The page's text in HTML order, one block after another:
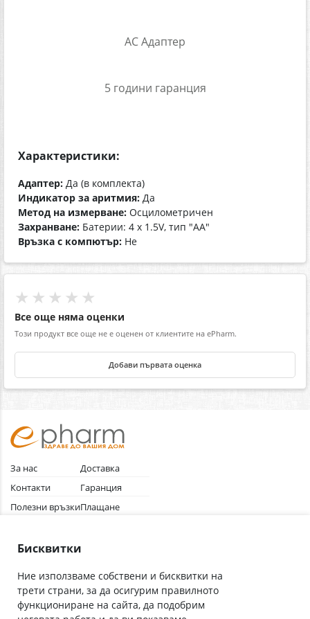
AC Адаптер
5 години гаранция
Характеристики:
Адаптер: Да (в комплекта)
Индикатор за аритмия: Да
Метод на измерване: Осцилометричен
Захранване: Батерии: 4 х 1.5V, тип "АА"
Връзка с компютър: Не
★★★★★
Все още няма оценки
Този продукт все още не е оценен от клиентите на ePharm.
Добави първата оценка
За нас
Контакти
Полезни връзки
Общи условия
Доставка
Гаранция
Плащане
Абонирай се за нашия бюлетин
Бисквитки
Ние използваме собствени и бисквитки на
трети страни, за да осигурим правилното
функциониране на сайта, да подобрим